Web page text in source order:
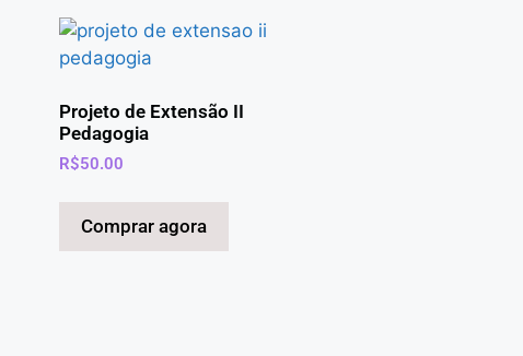
Projeto de Extensão II
Pedagogia
R$50.00
Comprar agora